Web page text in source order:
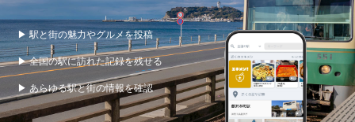
▶ 駅と街の魅力やグルメを投稿
▶ 全国の駅に訪れた記録を残せる
▶ あらゆる駅と街の情報を確認